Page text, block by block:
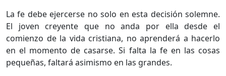
La fe debe ejercerse no solo en esta decisión solemne.
El joven creyente que no anda por ella desde el
comienzo de la vida cristiana, no aprenderá a hacerlo
en el momento de casarse. Si falta la fe en las cosas
pequeñas, faltará asimismo en las grandes.